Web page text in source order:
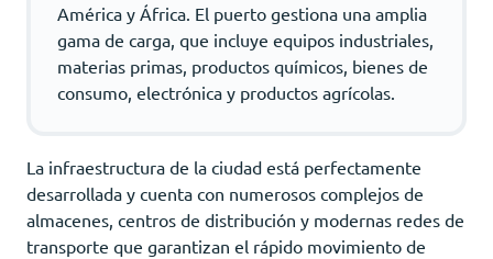
América y África. El puerto gestiona una amplia
gama de carga, que incluye equipos industriales,
materias primas, productos químicos, bienes de
consumo, electrónica y productos agrícolas.
La infraestructura de la ciudad está perfectamente
desarrollada y cuenta con numerosos complejos de
almacenes, centros de distribución y modernas redes de
transporte que garantizan el rápido movimiento de